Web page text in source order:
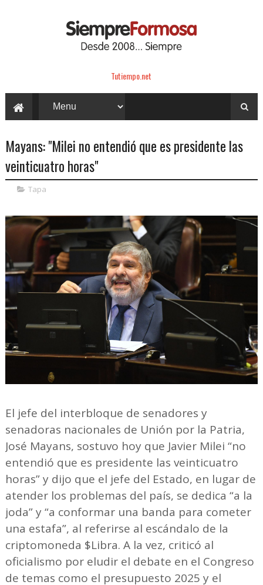
Tutiempo.net
Mayans: "Milei no entendió que es presidente las
veinticuatro horas"
Tapa
El jefe del interbloque de senadores y
senadoras nacionales de Unión por la Patria,
José Mayans, sostuvo hoy que Javier Milei “no
entendió que es presidente las veinticuatro
horas” y dijo que el jefe del Estado, en lugar de
atender los problemas del país, se dedica “a la
joda” y “a conformar una banda para cometer
una estafa”, al referirse al escándalo de la
criptomoneda $Libra. A la vez, criticó al
oficialismo por eludir el debate en el Congreso
de temas como el presupuesto 2025 y el